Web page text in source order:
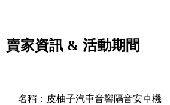
賣家資訊 & 活動期間
名稱： 皮柚子汽車音響隔音安卓機